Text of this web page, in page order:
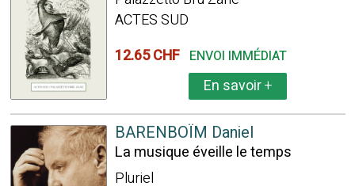
ACTES SUD
12.65 CHF ENVOI IMMÉDIAT
En savoir+
BARENBOÏM Daniel
La musique éveille le temps
Pluriel